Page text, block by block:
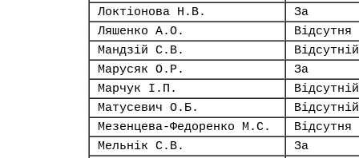
Локтіонова Н.В.
За
Ляшенко А.О.
Відсутня
Мандзій С.В.
Відсутній
Марусяк О.Р.
За
Марчук І.П.
Відсутній
Матусевич О.Б.
Відсутній
Мезенцева-Федоренко М.С.
Відсутня
Мельнік С.В.
За